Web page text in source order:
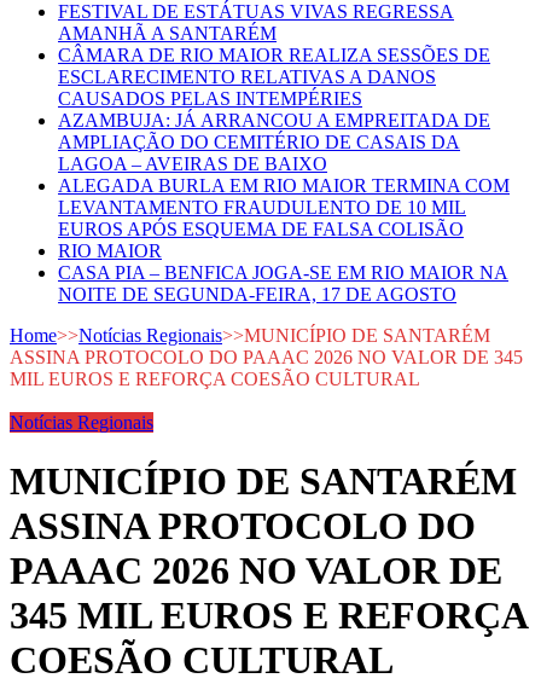
FESTIVAL DE ESTÁTUAS VIVAS REGRESSA
AMANHÃ A SANTARÉM
CÂMARA DE RIO MAIOR REALIZA SESSÕES DE
ESCLARECIMENTO RELATIVAS A DANOS
CAUSADOS PELAS INTEMPÉRIES
AZAMBUJA: JÁ ARRANCOU A EMPREITADA DE
AMPLIAÇÃO DO CEMITÉRIO DE CASAIS DA
LAGOA – AVEIRAS DE BAIXO
ALEGADA BURLA EM RIO MAIOR TERMINA COM
LEVANTAMENTO FRAUDULENTO DE 10 MIL
EUROS APÓS ESQUEMA DE FALSA COLISÃO
RIO MAIOR
CASA PIA – BENFICA JOGA-SE EM RIO MAIOR NA
NOITE DE SEGUNDA-FEIRA, 17 DE AGOSTO
Home>>Notícias Regionais>>MUNICÍPIO DE SANTARÉM
ASSINA PROTOCOLO DO PAAAC 2026 NO VALOR DE 345
MIL EUROS E REFORÇA COESÃO CULTURAL
Notícias Regionais
MUNICÍPIO DE SANTARÉM
ASSINA PROTOCOLO DO
PAAAC 2026 NO VALOR DE
345 MIL EUROS E REFORÇA
COESÃO CULTURAL